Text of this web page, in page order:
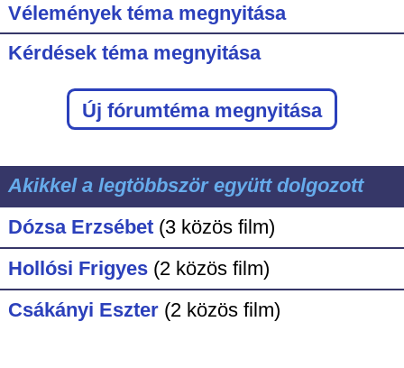
Vélemények téma megnyitása
Kérdések téma megnyitása
Új fórumtéma megnyitása
Akikkel a legtöbbször együtt dolgozott
Dózsa Erzsébet (3 közös film)
Hollósi Frigyes (2 közös film)
Csákányi Eszter (2 közös film)